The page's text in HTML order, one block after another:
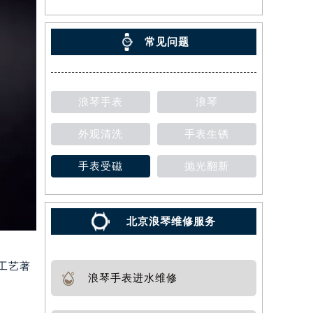
艺著
常见问题
浪琴手表 浪琴
外观清洗 手表生锈
手表受磁 抛光翻新
北京浪琴维修服务
浪琴手表进水维修